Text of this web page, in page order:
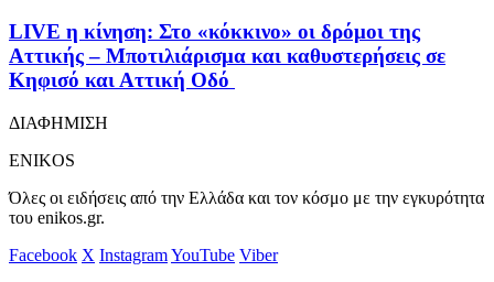
LIVE η κίνηση: Στο «κόκκινο» οι δρόμοι της
Αττικής – Μποτιλιάρισμα και καθυστερήσεις σε
Κηφισό και Αττική Οδό
ΔΙΑΦΗΜΙΣΗ
ENIKOS
Όλες οι ειδήσεις από την Ελλάδα και τον κόσμο με την εγκυρότητα
του enikos.gr.
Facebook X InstagramYouTube Viber